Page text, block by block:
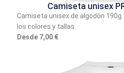
Camiseta unisex
Camiseta unisex de algodón
los colores y tallas.
Desde 7,00 €